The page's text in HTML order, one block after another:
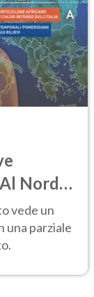
Nord
vede un
una parziale